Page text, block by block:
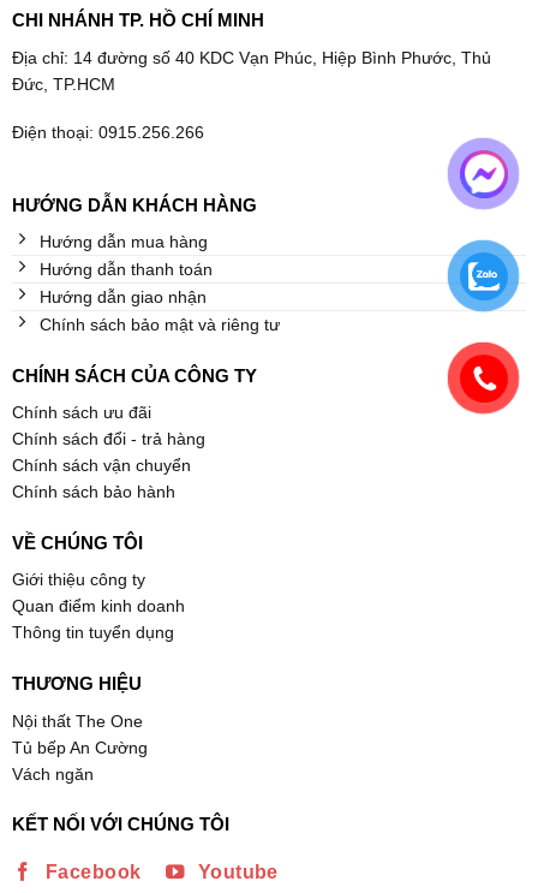
CHI NHÁNH TP. HỒ CHÍ MINH
Địa chỉ: 14 đường số 40 KDC Vạn Phúc, Hiệp Bình Phước, Thủ
Đức, TP.HCM
Điện thoại: 0915.256.266
HƯỚNG DẪN KHÁCH HÀNG
Hướng dẫn mua hàng
Hướng dẫn thanh toán
Hướng dẫn giao nhận
Chính sách bảo mật và riêng tư
CHÍNH SÁCH CỦA CÔNG TY
Chính sách ưu đãi
Chính sách đổi - trả hàng
Chính sách vận chuyển
Chính sách bảo hành
VỀ CHÚNG TÔI
Giới thiệu công ty
Quan điểm kinh doanh
Thông tin tuyển dụng
THƯƠNG HIỆU
Nội thất The One
Tủ bếp An Cường
Vách ngăn
KẾT NỐI VỚI CHÚNG TÔI
Facebook Youtube